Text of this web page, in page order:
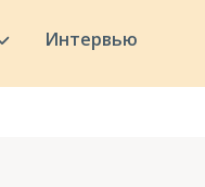
Интервью